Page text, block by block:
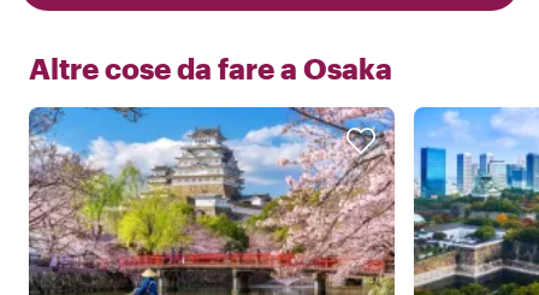
Altre cose da fare a Osaka